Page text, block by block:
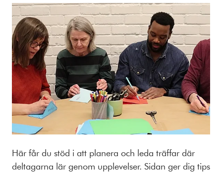
Här får du stöd i att planera och leda träffar där
deltagarna lär genom upplevelser. Sidan ger dig tips